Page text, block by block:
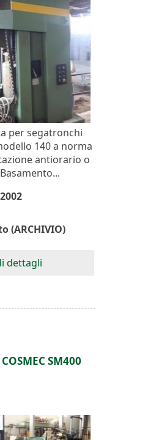
per segatronchi
140 a norma
antiorario o
2002
(ARCHIVIO)
dettagli
SM400